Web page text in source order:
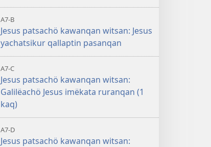
A7-B
Jesus patsachö kawanqan witsan: Jesus
yachatsikur qallaptin pasanqan
A7-C
Jesus patsachö kawanqan witsan:
Galilëachö Jesus imëkata ruranqan (1
kaq)
A7-D
Jesus patsachö kawanqan witsan: